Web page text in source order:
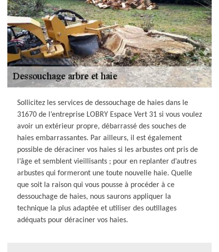
Sollicitez les services de dessouchage de haies dans le
31670 de l’entreprise LOBRY Espace Vert 31 si vous voulez
avoir un extérieur propre, débarrassé des souches de
haies embarrassantes. Par ailleurs, il est également
possible de déraciner vos haies si les arbustes ont pris de
l’âge et semblent vieillisants ; pour en replanter d’autres
arbustes qui formeront une toute nouvelle haie. Quelle
que soit la raison qui vous pousse à procéder à ce
dessouchage de haies, nous saurons appliquer la
technique la plus adaptée et utiliser des outillages
adéquats pour déraciner vos haies.